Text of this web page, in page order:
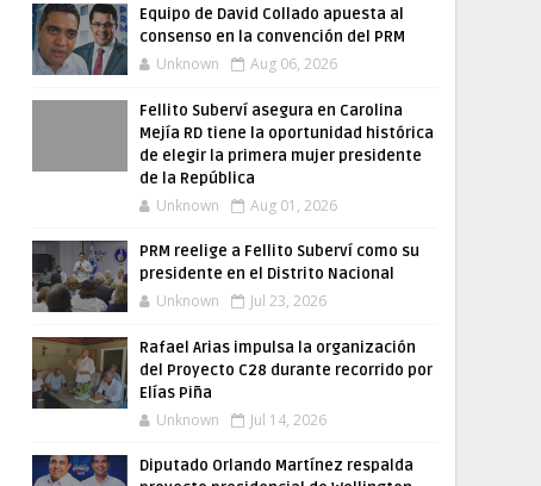
Equipo de David Collado apuesta al
consenso en la convención del PRM
Unknown Aug 06, 2026
Fellito Suberví asegura en Carolina
Mejía RD tiene la oportunidad histórica
de elegir la primera mujer presidente
de la República
Unknown Aug 01, 2026
PRM reelige a Fellito Suberví como su
presidente en el Distrito Nacional
Unknown Jul 23, 2026
Rafael Arias impulsa la organización
del Proyecto C28 durante recorrido por
Elías Piña
Unknown Jul 14, 2026
Diputado Orlando Martínez respalda